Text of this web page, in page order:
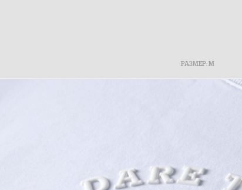
РАЗМЕР: M